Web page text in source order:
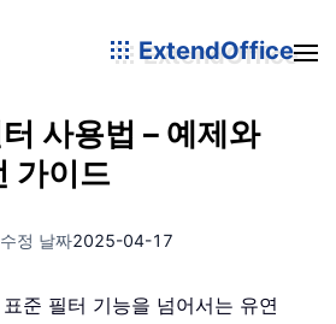
ExtendOffice
사용법 – 예제와
가이드
수정 날짜2025-04-17
준 필터 기능을 넘어서는 유연